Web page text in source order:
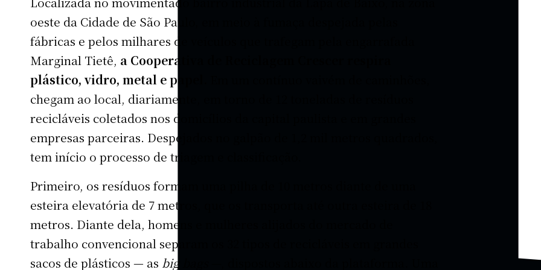
oeste da Cidade de São Paulo, em meio à fumaça despejada pelas
fábricas e pelos milhares de veículos que trafegam pela engarrafada
Marginal Tietê, a Cooperativa de Reciclagem Crescer respira
plástico, vidro, metal e papel.
chegam ao local, diariamente, em torno de 12 toneladas de resíduos
recicláveis coletados nos domicílios da capital paulista e em grandes
empresas parceiras. Despejados no galpão de 1,2 mil metros quadrados,
tem início o processo de triagem e classificação.
Primeiro, os resíduos formam uma pilha de 10 metros diante de uma
esteira elevatória de 7 metros, que os transporta até outra esteira de 18
metros. Diante dela, homens e mulheres alijados do mercado de
trabalho convencional separam os 32 tipos de recicláveis em grandes
sacos de plásticos — as big bags